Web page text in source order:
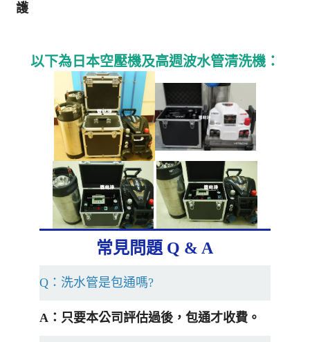
護
以下為日本空壓機及高週波水管清洗機：
常見問題 Q & A
Q：洗水管是包通嗎?
A：只要本公司評估過後，包通才收費。